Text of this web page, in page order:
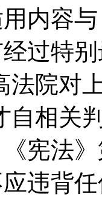
内容
过特
法院对
自相关
宪法
违背